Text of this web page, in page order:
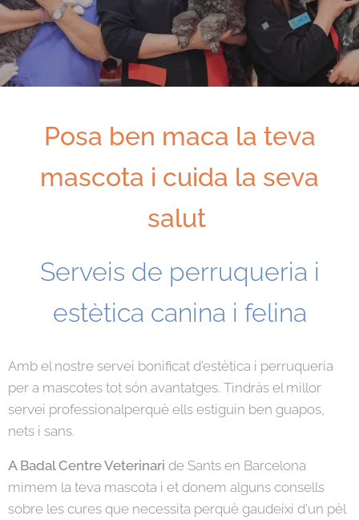
Posa ben maca la teva
mascota i cuida la seva
salut
Serveis de perruqueria i
estètica canina i felina
Amb el nostre servei bonificat d'estètica i perruqueria
per a mascotes tot són avantatges. Tindràs el millor
servei professionalperquè ells estiguin ben guapos,
nets i sans.
A Badal Centre Veterinari de Sants en Barcelona
mimem la teva mascota i et donem alguns consells
sobre les cures que necessita perquè gaudeixi d'un pèl